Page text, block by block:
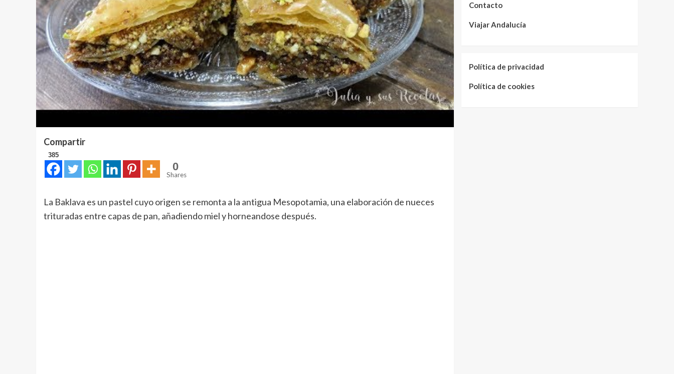
Compartir
385
0
Shares
La Baklava es un pastel cuyo origen se remonta a la antigua Mesopotamia, una elaboración de nueces
trituradas entre capas de pan, añadiendo miel y horneandose después.
Contacto
Viajar Andalucía
Política de privacidad
Política de cookies